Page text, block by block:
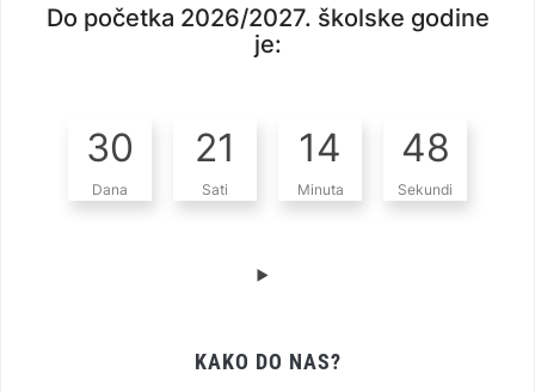
Do početka 2026/2027. školske godine
je:
30
Dana
21
Sati
14
Minuta
47
Sekundi
KAKO DO NAS?